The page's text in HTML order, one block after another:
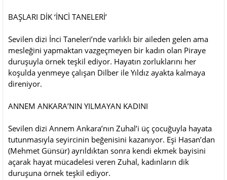
BAŞLARI DİK ‘İNCİ TANELERİ’
Sevilen dizi İnci Taneleri’nde varlıklı bir aileden gelen ama
mesleğini yapmaktan vazgeçmeyen bir kadın olan Piraye
duruşuyla örnek teşkil ediyor. Hayatın zorluklarını her
koşulda yenmeye çalışan Dilber ile Yıldız ayakta kalmaya
direniyor.
ANNEM ANKARA’NIN YILMAYAN KADINI
Sevilen dizi Annem Ankara’nın Zuhal’i üç çocuğuyla hayata
tutunmasıyla seyircinin beğenisini kazanıyor. Eşi Hasan’dan
(Mehmet Günsür) ayrıldıktan sonra kendi ekmek bayisini
açarak hayat mücadelesi veren Zuhal, kadınların dik
duruşuna örnek teşkil ediyor.